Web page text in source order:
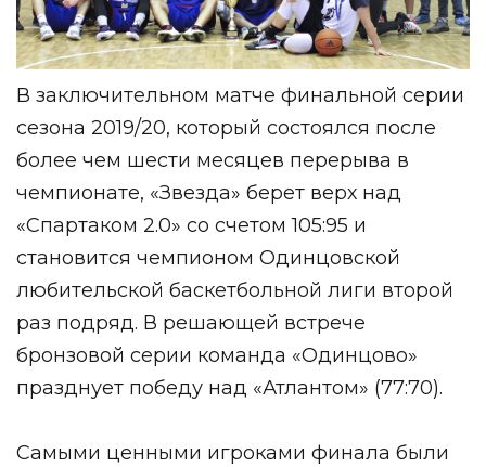
В заключительном матче финальной серии
сезона 2019/20, который состоялся после
более чем шести месяцев перерыва в
чемпионате, «Звезда» берет верх над
«Спартаком 2.0» со счетом 105:95 и
становится чемпионом Одинцовской
любительской баскетбольной лиги второй
раз подряд. В решающей встрече
бронзовой серии команда «Одинцово»
празднует победу над «Атлантом» (77:70).
Самыми ценными игроками финала были